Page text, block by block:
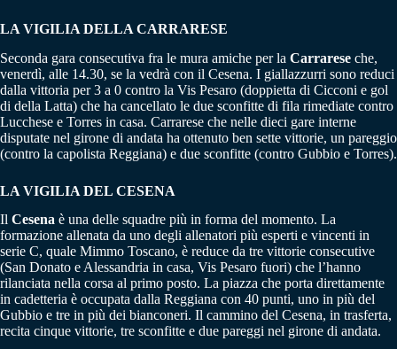
LA VIGILIA DELLA CARRARESE
Seconda gara consecutiva fra le mura amiche per la Carrarese che,
venerdì, alle 14.30, se la vedrà con il Cesena. I giallazzurri sono reduci
dalla vittoria per 3 a 0 contro la Vis Pesaro (doppietta di Cicconi e gol
di della Latta) che ha cancellato le due sconfitte di fila rimediate contro
Lucchese e Torres in casa. Carrarese che nelle dieci gare interne
disputate nel girone di andata ha ottenuto ben sette vittorie, un pareggio
(contro la capolista Reggiana) e due sconfitte (contro Gubbio e Torres).
LA VIGILIA DEL CESENA
Il Cesena è una delle squadre più in forma del momento. La
formazione allenata da uno degli allenatori più esperti e vincenti in
serie C, quale Mimmo Toscano, è reduce da tre vittorie consecutive
(San Donato e Alessandria in casa, Vis Pesaro fuori) che l’hanno
rilanciata nella corsa al primo posto. La piazza che porta direttamente
in cadetteria è occupata dalla Reggiana con 40 punti, uno in più del
Gubbio e tre in più dei bianconeri. Il cammino del Cesena, in trasferta,
recita cinque vittorie, tre sconfitte e due pareggi nel girone di andata.